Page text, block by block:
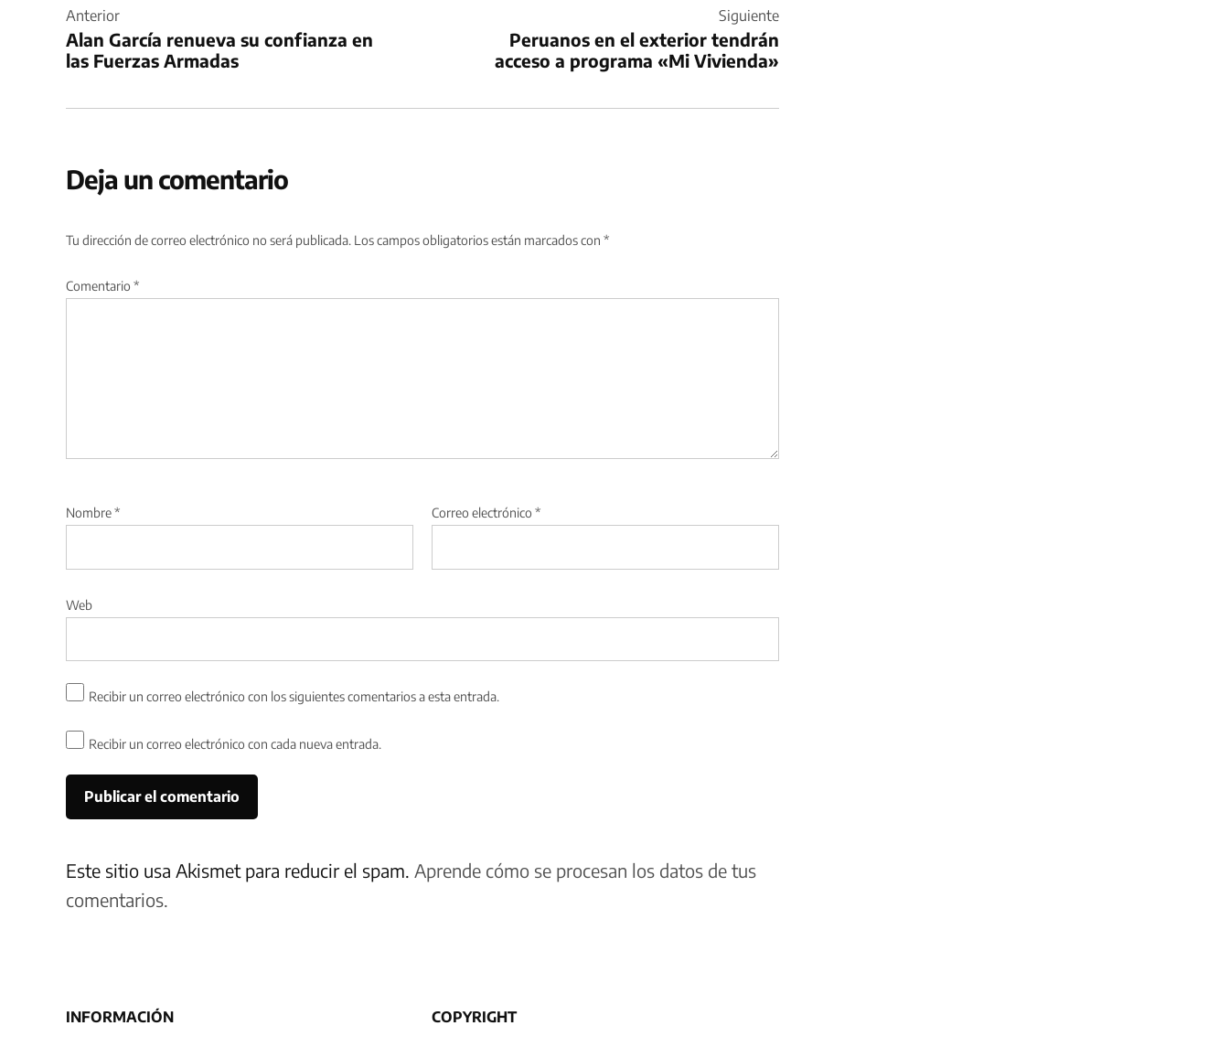
de
entradas
Anterior
Alan García renueva su confianza en
las Fuerzas Armadas
Siguiente
Peruanos en el exterior tendrán
acceso a programa «Mi Vivienda»
Deja un comentario
Tu dirección de correo electrónico no será publicada. Los campos obligatorios están marcados con *
Comentario *
Nombre* Correo electrónico *
Web
Recibir un correo electrónico con los siguientes comentarios a esta entrada.
Recibir un correo electrónico con cada nueva entrada.
Este sitio usa Akismet para reducir el spam. Aprende cómo se procesan los datos de tus
comentarios.
INFORMACIÓN COPYRIGHT